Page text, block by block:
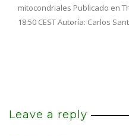
mitocondriales Publicado en
18:50 CEST Autoría: Carlos
Leave a reply